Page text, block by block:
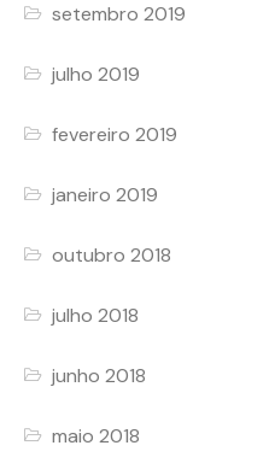
setembro 2019
julho 2019
fevereiro 2019
janeiro 2019
outubro 2018
julho 2018
junho 2018
maio 2018